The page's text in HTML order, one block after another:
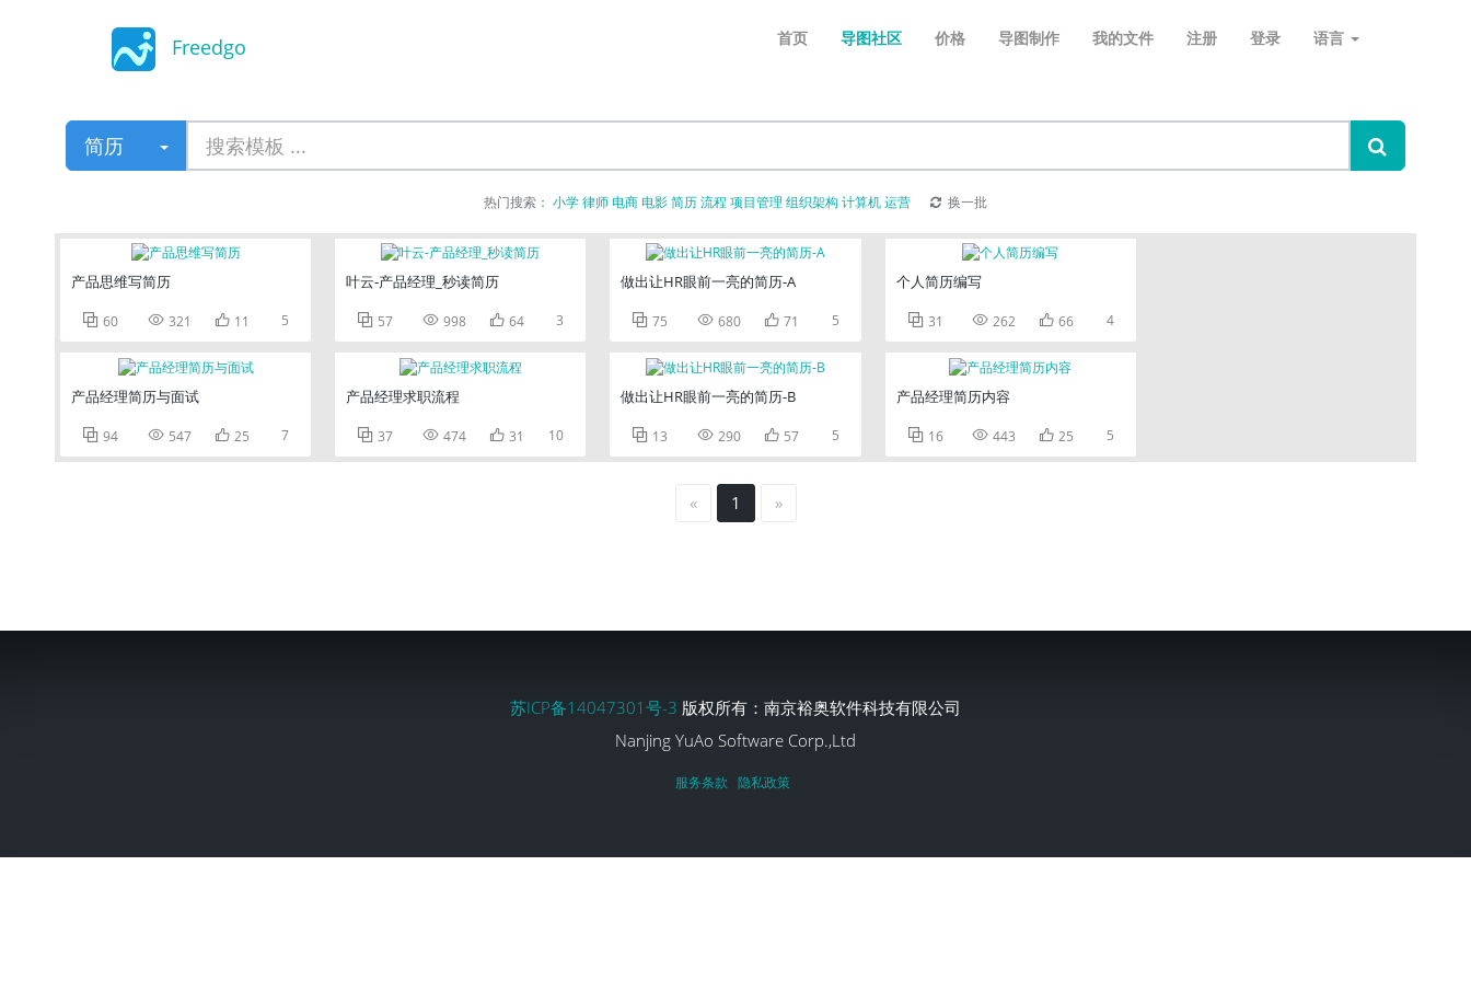
Freedgo 首页 导图社区 价格 导图制作 我的文件 注册 登录 语言
简历
热门搜索： 小学律师电商电影简历流程 项目管理 组织架构 计算机运营 换一批
产品思维写简历
 60  321  11 5
产品经理简历与面试
 94  547  25 7
叶云-产品经理_秒读简历
 57  998  64 3
产品经理求职流程
 37  474  31 10
做出让HR眼前一亮的简历-A
 75  680  71 5
做出让HR眼前一亮的简历-B
 13  290  57 5
个人简历编写
 31  262  66 4
产品经理简历内容
 16  443  25 5
« 1 »
苏ICP备14047301号-3 版权所有：南京裕奥软件科技有限公司
Nanjing YuAo Software Corp.,Ltd
服务条款 隐私政策